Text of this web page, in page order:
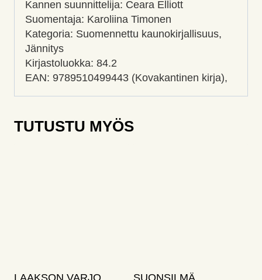
Kannen suunnittelija: Ceara Elliott
Suomentaja: Karoliina Timonen
Kategoria: Suomennettu kaunokirjallisuus,
Jännitys
Kirjastoluokka: 84.2
EAN: 9789510499443 (Kovakantinen kirja),
TUTUSTU MYÖS